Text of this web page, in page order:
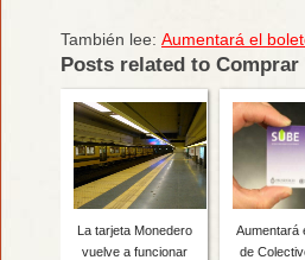
También lee: Aumentará el
Posts related to
La tarjeta Monedero
vuelve a funcionar
Aumentará
de